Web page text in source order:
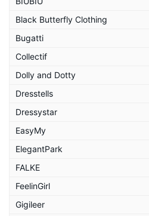
Black Butterfly Clothing
Bugatti
Collectif
Dolly and Dotty
Dresstells
Dressystar
EasyMy
ElegantPark
FALKE
FeelinGirl
Gigileer